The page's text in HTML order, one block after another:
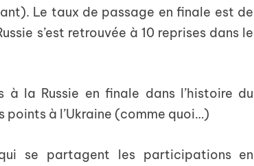
Le taux de passage en finale est de
s’est retrouvée à 10 reprises dans le
à la Russie en finale dans l’histoire du
points à l’Ukraine (comme quoi…)
se partagent les participations en